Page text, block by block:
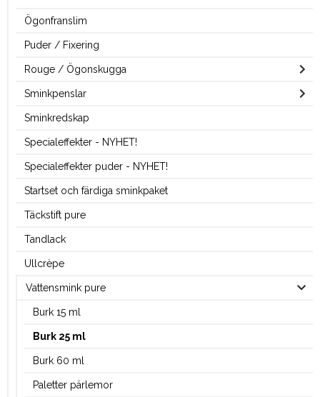
Ögonfranslim
Puder / Fixering
Rouge / Ögonskugga
Sminkpenslar
Sminkredskap
Specialeffekter - NYHET!
Specialeffekter puder - NYHET!
Startset och färdiga sminkpaket
Täckstift pure
Tandlack
Ullcrèpe
Vattensmink pure
Burk 15 ml
Burk 25 ml
Burk 60 ml
Paletter pärlemor